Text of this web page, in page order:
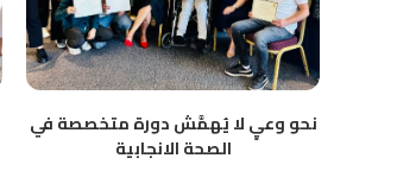
نحو وعيٍ لا يُهمَّش دورة متخصصة في
الصحة الانجابية